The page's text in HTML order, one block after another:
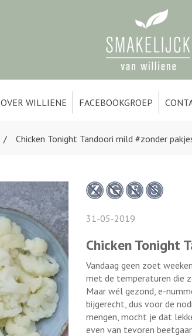
OVER WILLIENE FACEBOOKGROEP
Chicken Tonight Tandoori mild #zonder
31-05-2019
Chicken Tonight
Vandaag geen zoet
met de temperaturen die
Maar wél gezond, e-
bijgerecht, dus voor de
mengen, mocht je dat
even van tevoren